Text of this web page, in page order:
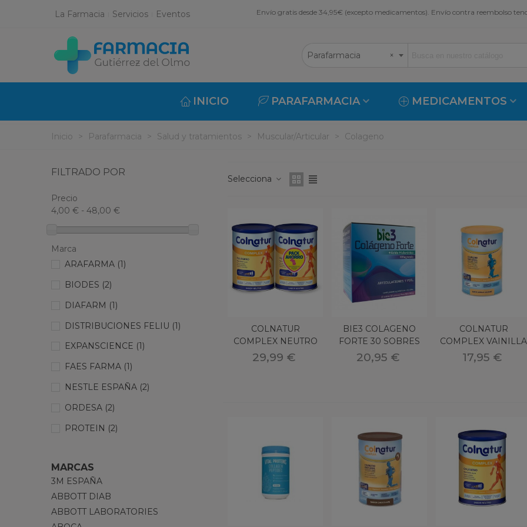
La Farmacia Servicios Eventos Envío gratis desde 34,95€ (excepto medicamentos). Envío contra reembolso
×
Parafarmacia
INICIO PARAFARMACIA MEDICAMENTOS
Inicio > Parafarmacia > Salud y tratamientos > Muscular/Articular > Colageno
FILTRADO POR
Precio
4,00 € - 48,00 €
Marca
ARAFARMA (1)
BIODES (2)
DIAFARM (1)
DISTRIBUCIONES FELIU (1)
EXPANSCIENCE (1)
FAES FARMA (1)
NESTLE ESPAÑA (2)
ORDESA (2)
PROTEIN (2)
(6)
MARCAS
3M ESPAÑA
ABBOTT DIAB
ABBOTT LABORATORIES
Selecciona
COLNATUR
COMPLEX NEUTRO
2º 40 % DTO
29,99 €
BIE3 COLAGENO
FORTE 30 SOBRES
SOLUBLES
20,95 €
COLNATUR
COMPLEX VAINILLA
330 G
17,95 €